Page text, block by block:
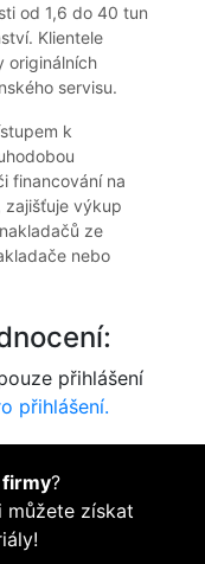
od 1,6 do 40 tun
Klientele
originálních
servisu.
k
financování na
zajišťuje výkup
ze
nebo
přihlášení
přihlášení.
?
můžete získat